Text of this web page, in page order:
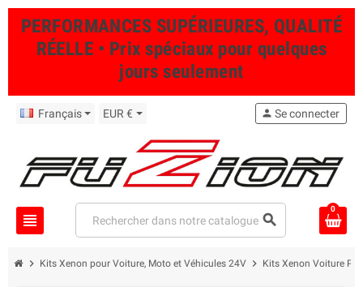
PERFORMANCES SUPÉRIEURES, QUALITÉ
RÉELLE • Prix spéciaux pour quelques
jours seulement
Français EUR €
view_headline search
person Se connecter
0
chevron_right Kits Xenon pour Voiture, Moto et Véhicules 24V chevron_right Kits Xenon Voiture